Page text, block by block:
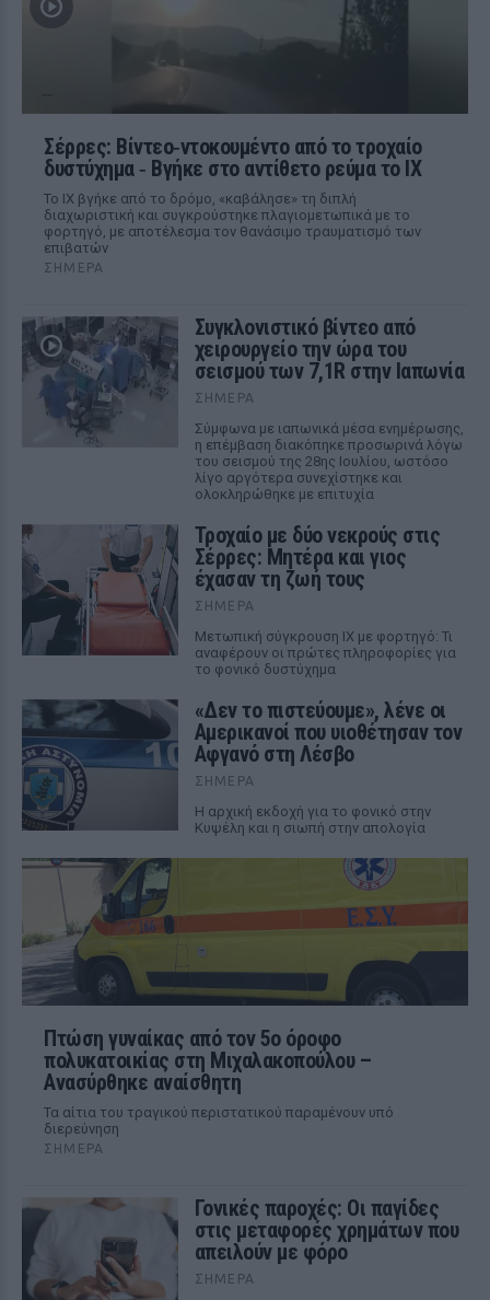
Σέρρες: Βίντεο‑ντοκουμέντο από το τροχαίο
δυστύχημα ‑ Βγήκε στο αντίθετο ρεύμα το ΙΧ
Το ΙΧ βγήκε από το δρόμο, «καβάλησε» τη διπλή
διαχωριστική και συγκρούστηκε πλαγιομετωπικά με το
φορτηγό, με αποτέλεσμα τον θανάσιμο τραυματισμό των
επιβατών
ΣΉΜΕΡΑ
Συγκλονιστικό βίντεο από
χειρουργείο την ώρα του
σεισμού των 7,1R στην Ιαπωνία
ΣΉΜΕΡΑ
Σύμφωνα με ιαπωνικά μέσα ενημέρωσης,
η επέμβαση διακόπηκε προσωρινά λόγω
του σεισμού της 28ης Ιουλίου, ωστόσο
λίγο αργότερα συνεχίστηκε και
ολοκληρώθηκε με επιτυχία
Τροχαίο με δύο νεκρούς στις
Σέρρες: Μητέρα και γιος
έχασαν τη ζωή τους
ΣΉΜΕΡΑ
Μετωπική σύγκρουση ΙΧ με φορτηγό: Τι
αναφέρουν οι πρώτες πληροφορίες για
το φονικό δυστύχημα
«Δεν το πιστεύουμε», λένε οι
Αμερικανοί που υιοθέτησαν τον
Αφγανό στη Λέσβο
ΣΉΜΕΡΑ
Η αρχική εκδοχή για το φονικό στην
Κυψέλη και η σιωπή στην απολογία
Πτώση γυναίκας από τον 5ο όροφο
πολυκατοικίας στη Μιχαλακοπούλου –
Ανασύρθηκε αναίσθητη
Τα αίτια του τραγικού περιστατικού παραμένουν υπό
διερεύνηση
ΣΉΜΕΡΑ
Γονικές παροχές: Οι παγίδες
στις μεταφορές χρημάτων που
απειλούν με φόρο
ΣΉΜΕΡΑ